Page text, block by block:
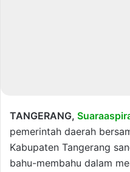
TANGERANG,
pemerintah daerah
Kabupaten Tangerang
bahu-membahu dalam